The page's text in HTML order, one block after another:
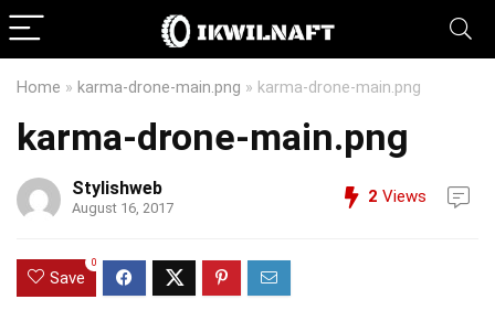
Home » karma-drone-main.png » karma-drone-main.png
karma-drone-main.png
Stylishweb
August 16, 2017
2 Views
Save
0